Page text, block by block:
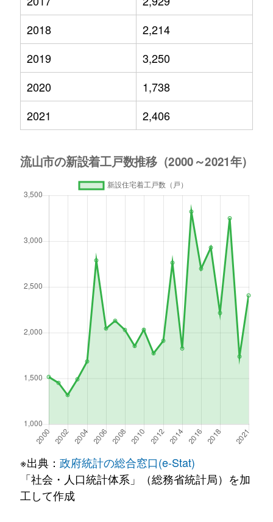
2018
2,214
2019
3,250
2020
1,738
2021
2,406
※出典： 政府統計の総合窓口(e-Stat)
「社会・人口統計体系」（総務省統計局）を加
工して作成